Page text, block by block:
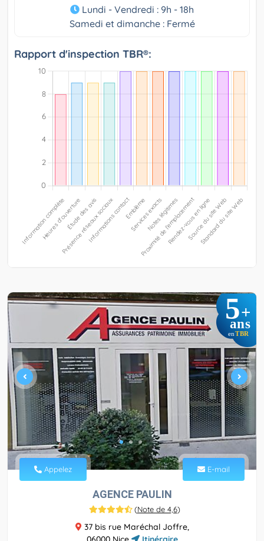
Lundi - Vendredi : 9h - 18h
Samedi et dimanche : Fermé
Rapport d'inspection TBR®:
5+
ans
en TBR
Appelez E-mail
AGENCE PAULIN
(Note de 4,6)
37 bis rue Maréchal Joffre,